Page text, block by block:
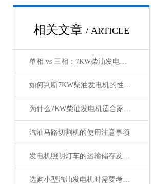
相关文章 / ARTICLE
单相 vs 三相：7KW柴油发电机输出方式怎么选？
如何判断7KW柴油发电机的性能优劣？
为什么7KW柴油发电机适合家庭和小型企业使用
汽油马路切割机的使用注意事项
发电机照明灯车的运输储存及结构特性
选购小型汽油发电机时需要考虑哪些因素呢